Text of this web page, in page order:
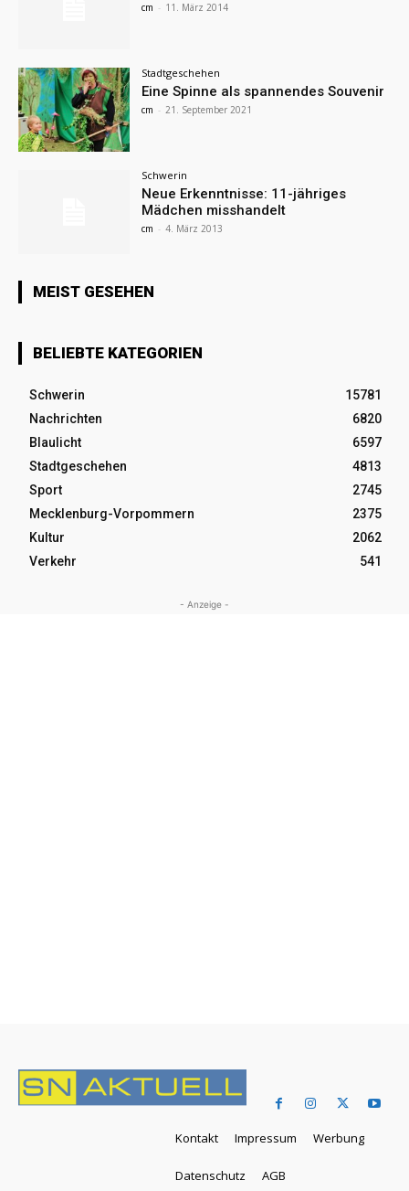
cm - 11. März 2014
Stadtgeschehen
Eine Spinne als spannendes Souvenir
cm - 21. September 2021
Schwerin
Neue Erkenntnisse: 11-jähriges
Mädchen misshandelt
cm - 4. März 2013
MEIST GESEHEN
BELIEBTE KATEGORIEN
Schwerin
15781
Nachrichten
6820
Blaulicht
6597
Stadtgeschehen
4813
Sport
2745
Mecklenburg-Vorpommern
2375
Kultur
2062
Verkehr
541
- Anzeige -
Kontakt Impressum Werbung
Datenschutz AGB